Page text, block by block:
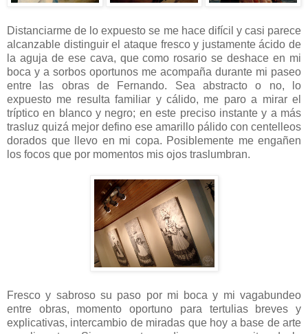
Distanciarme de lo expuesto se me hace difícil y casi parece
alcanzable distinguir el ataque fresco y justamente ácido de
la aguja de ese cava, que como rosario se deshace en mi
boca y a sorbos oportunos me acompaña durante mi paseo
entre las obras de Fernando. Sea abstracto o no, lo
expuesto me resulta familiar y cálido, me paro a mirar el
tríptico en blanco y negro; en este preciso instante y a más
trasluz quizá mejor defino ese amarillo pálido con centelleos
dorados que llevo en mi copa. Posiblemente me engañen
los focos que por momentos mis ojos traslumbran.
Fresco y sabroso su paso por mi boca y mi vagabundeo
entre obras, momento oportuno para tertulias breves y
explicativas, intercambio de miradas que hoy a base de arte